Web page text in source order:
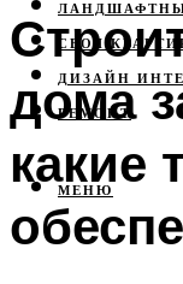
СВОЯ
ДИЗАЙН
РЕМОНТ
МЕНЮ
дома
какие